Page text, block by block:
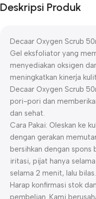
Deskripsi Produk
Decaar Oxygen Scrub
Gel eksfoliator yang
menyediakan oksigen
meningkatkan kinerja
Decaar Oxygen Scrub
pori-pori dan
dan sehat.
Cara Pakai: Oleskan ke
dengan gerakan
bersihkan dengan spons
iritasi, pijat hanya
selama 2 menit, lalu bilas.
Harap konfirmasi stok
pembelian. Kami